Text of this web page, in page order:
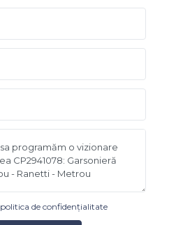
politica de confidențialitate